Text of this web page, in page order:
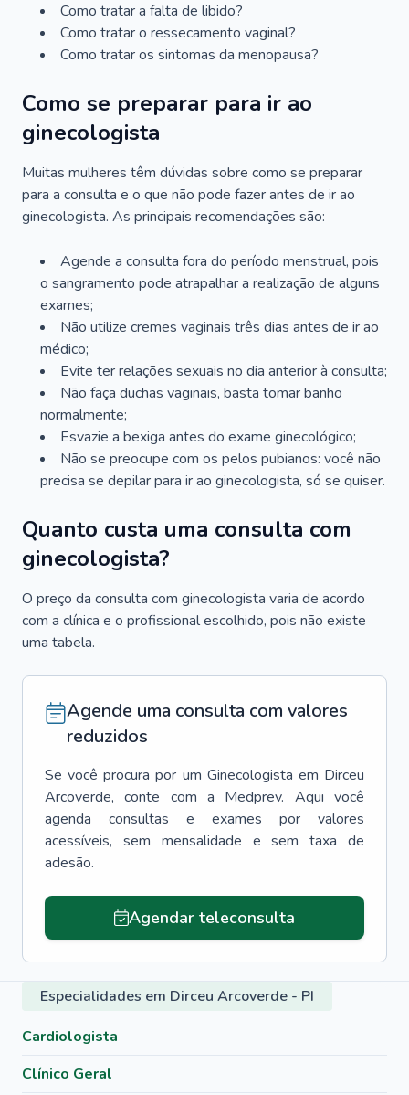
Como tratar a falta de libido?
Como tratar o ressecamento vaginal?
Como tratar os sintomas da menopausa?
Como se preparar para ir ao
ginecologista
Muitas mulheres têm dúvidas sobre como se preparar
para a consulta e o que não pode fazer antes de ir ao
ginecologista. As principais recomendações são:
Agende a consulta fora do período menstrual, pois
o sangramento pode atrapalhar a realização de alguns
exames;
Não utilize cremes vaginais três dias antes de ir ao
médico;
Evite ter relações sexuais no dia anterior à consulta;
Não faça duchas vaginais, basta tomar banho
normalmente;
Esvazie a bexiga antes do exame ginecológico;
Não se preocupe com os pelos pubianos: você não
precisa se depilar para ir ao ginecologista, só se quiser.
Quanto custa uma consulta com
ginecologista?
O preço da consulta com ginecologista varia de acordo
com a clínica e o profissional escolhido, pois não existe
uma tabela.
Agende uma consulta com valores
reduzidos
Se você procura por um Ginecologista em Dirceu
Arcoverde, conte com a Medprev. Aqui você
agenda consultas e exames por valores
acessíveis, sem mensalidade e sem taxa de
adesão.
Agendar teleconsulta
Especialidades em Dirceu Arcoverde - PI
Cardiologista
Clínico Geral